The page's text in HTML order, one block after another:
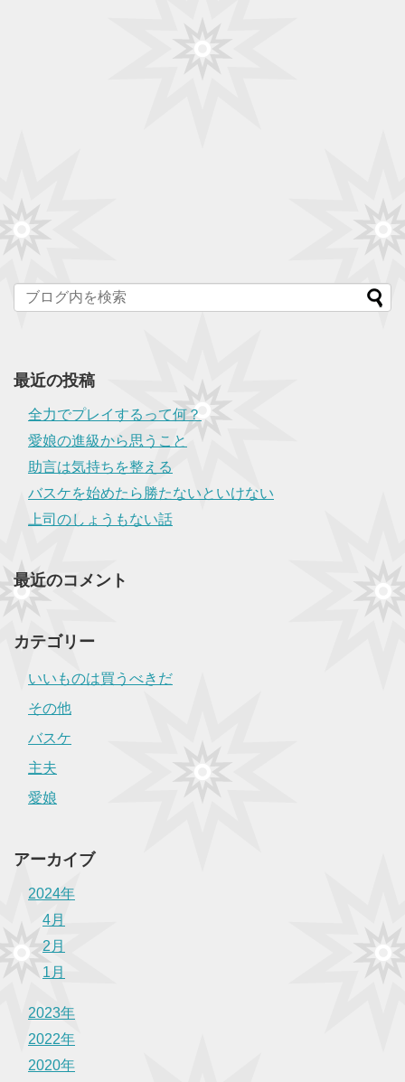
最近の投稿
全力でプレイするって何？
愛娘の進級から思うこと
助言は気持ちを整える
バスケを始めたら勝たないといけない
上司のしょうもない話
最近のコメント
カテゴリー
いいものは買うべきだ
その他
バスケ
主夫
愛娘
アーカイブ
2024年
4月
2月
1月
2023年
2022年
2020年